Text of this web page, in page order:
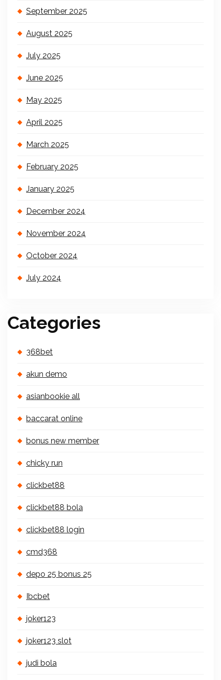
September 2025
August 2025
July 2025
June 2025
May 2025
April 2025
March 2025
February 2025
January 2025
December 2024
November 2024
October 2024
July 2024
Categories
368bet
akun demo
asianbookie all
baccarat online
bonus new member
chicky run
clickbet88
clickbet88 bola
clickbet88 login
cmd368
depo 25 bonus 25
Ibcbet
joker123
joker123 slot
judi bola